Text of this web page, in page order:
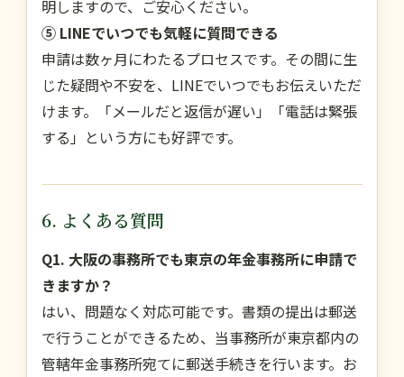
明しますので、ご安心ください。
⑤ LINEでいつでも気軽に質問できる
申請は数ヶ月にわたるプロセスです。その間に生
じた疑問や不安を、LINEでいつでもお伝えいただ
けます。「メールだと返信が遅い」「電話は緊張
する」という方にも好評です。
6. よくある質問
Q1. 大阪の事務所でも東京の年金事務所に申請で
きますか？
はい、問題なく対応可能です。書類の提出は郵送
で行うことができるため、当事務所が東京都内の
管轄年金事務所宛てに郵送手続きを行います。お